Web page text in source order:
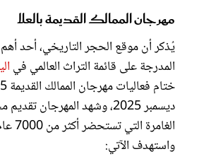
مهرجان الممالك القديمة بالعلا
يُذكر أن موقع الحجر التاريخي، أحد أهم
المدرجة على قائمة التراث العالمي في
ديسمبر 2025، وشهد المهرجان
واستهدف الآتي: